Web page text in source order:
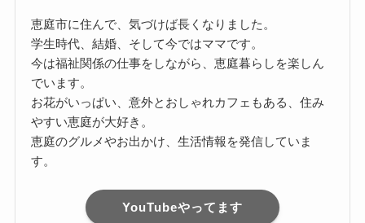
恵庭市に住んで、気づけば長くなりました。
学生時代、結婚、そして今ではママです。
今は福祉関係の仕事をしながら、恵庭暮らしを楽しん
でいます。
お花がいっぱい、意外とおしゃれカフェもある、住み
やすい恵庭が大好き。
恵庭のグルメやお出かけ、生活情報を発信していま
す。
YouTubeやってます